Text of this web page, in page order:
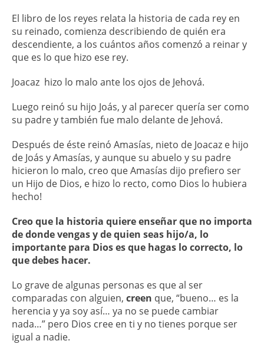
El libro de los reyes relata la historia de cada rey en
su reinado, comienza describiendo de quién era
descendiente, a los cuántos años comenzó a reinar y
que es lo que hizo ese rey.
Joacaz hizo lo malo ante los ojos de Jehová.
Luego reinó su hijo Joás, y al parecer quería ser como
su padre y también fue malo delante de Jehová.
Después de éste reinó Amasías, nieto de Joacaz e hijo
de Joás y Amasías, y aunque su abuelo y su padre
hicieron lo malo, creo que Amasías dijo prefiero ser
un Hijo de Dios, e hizo lo recto, como Dios lo hubiera
hecho!
Creo que la historia quiere enseñar que no importa
de donde vengas y de quien seas hijo/a, lo
importante para Dios es que hagas lo correcto, lo
que debes hacer.
Lo grave de algunas personas es que al ser
comparadas con alguien, creen que, “bueno… es la
herencia y ya soy así… ya no se puede cambiar
nada…” pero Dios cree en ti y no tienes porque ser
igual a nadie.